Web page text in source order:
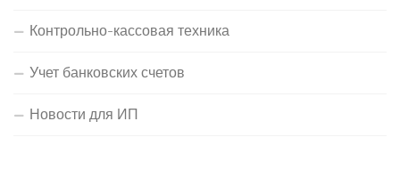
Контрольно-кассовая техника
Учет банковских счетов
Новости для ИП